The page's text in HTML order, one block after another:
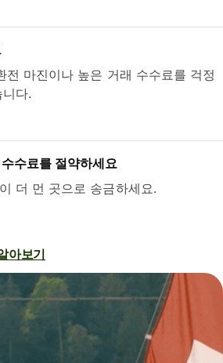
전 마진이나 높은 거래 수수료를 걱정
다.
수료를 절약하세요
더 먼 곳으로 송금하세요.
아보기